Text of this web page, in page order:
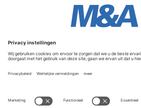
Service & Contact
Contact
FAQ
Werken bij ons